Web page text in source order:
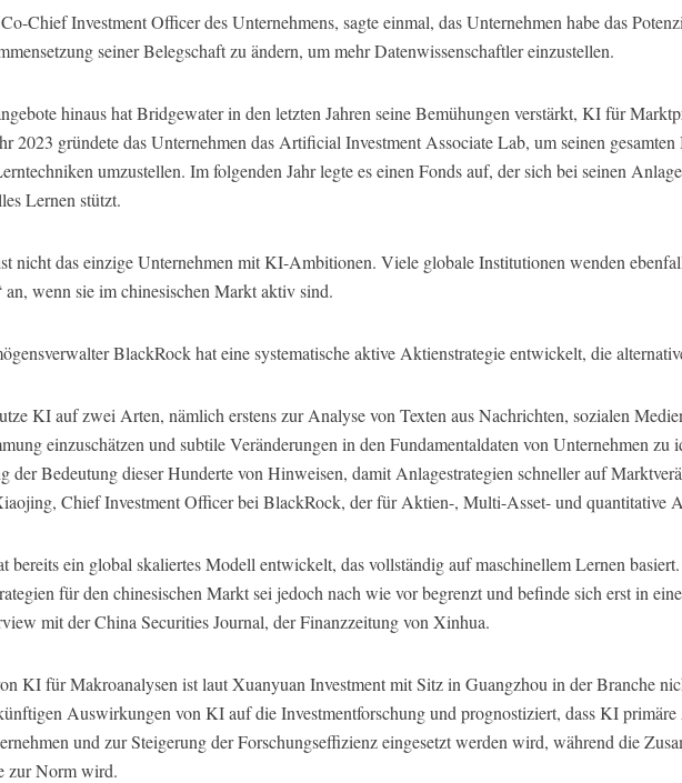
Chief Investment Officer des Unternehmens, sagte einmal, das Unternehmen habe das
seiner Belegschaft zu ändern, um mehr Datenwissenschaftler einzustellen.
hinaus hat Bridgewater in den letzten Jahren seine Bemühungen verstärkt, KI für
2023 gründete das Unternehmen das Artificial Investment Associate Lab, um seinen gesamten
umzustellen. Im folgenden Jahr legte es einen Fonds auf, der sich bei seinen
Lernen stützt.
nicht das einzige Unternehmen mit KI-Ambitionen. Viele globale Institutionen wenden
an, wenn sie im chinesischen Markt aktiv sind.
BlackRock hat eine systematische aktive Aktienstrategie entwickelt, die
KI auf zwei Arten, nämlich erstens zur Analyse von Texten aus Nachrichten, sozialen
einzuschätzen und subtile Veränderungen in den Fundamentaldaten von Unternehmen zu
der Bedeutung dieser Hunderte von Hinweisen, damit Anlagestrategien schneller auf
Chief Investment Officer bei BlackRock, der für Aktien-, Multi-Asset- und quantitative
bereits ein global skaliertes Modell entwickelt, das vollständig auf maschinellem Lernen
für den chinesischen Markt sei jedoch nach wie vor begrenzt und befinde sich erst in
mit der China Securities Journal, der Finanzzeitung von Xinhua.
KI für Makroanalysen ist laut Xuanyuan Investment mit Sitz in Guangzhou in der Branche
Auswirkungen von KI auf die Investmentforschung und prognostiziert, dass KI
und zur Steigerung der Forschungseffizienz eingesetzt werden wird, während die
zur Norm wird.